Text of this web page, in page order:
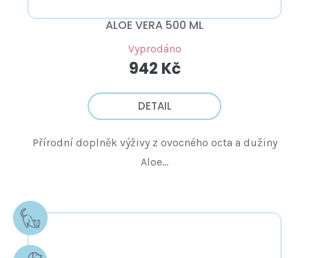
ALOE VERA 500 ML
Vyprodáno
942 Kč
DETAIL
Přírodní doplněk výživy z ovocného octa a dužiny
Aloe...